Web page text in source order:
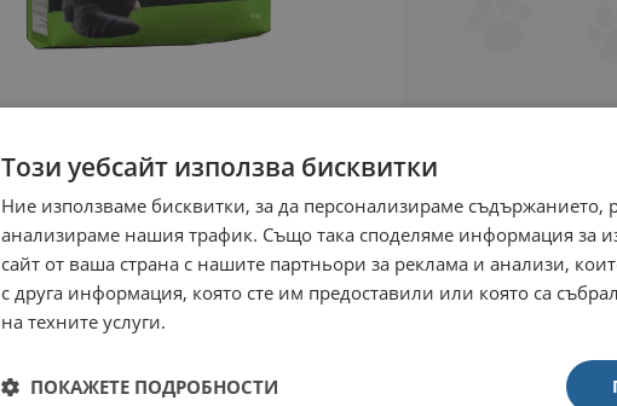
Този уебсайт използва бисквитки
Ние използваме бисквитки, за да персонализираме съдържанието,
анализираме нашия трафик. Също така споделяме информация за
сайт от ваша страна с нашите партньори за реклама и анализи,
с друга информация, която сте им предоставили или която са
на техните услуги.
ПОКАЖЕТЕ ПОДРОБНОСТИ